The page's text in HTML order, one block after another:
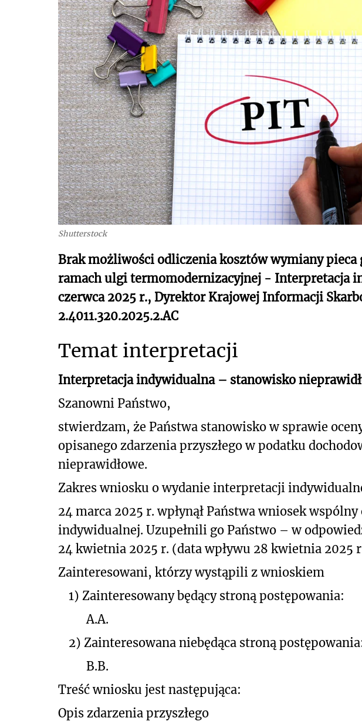
Shutterstock
Brak możliwości odliczenia kosztów wymiany pieca
ramach ulgi termomodernizacyjnej - Interpretacja
czerwca 2025 r., Dyrektor Krajowej Informacji
2.4011.320.2025.2.AC
Temat interpretacji
Interpretacja indywidualna – stanowisko
Szanowni Państwo,
stwierdzam, że Państwa stanowisko w sprawie
opisanego zdarzenia przyszłego w podatku
nieprawidłowe.
Zakres wniosku o wydanie interpretacji
24 marca 2025 r. wpłynął Państwa wniosek
indywidualnej. Uzupełnili go Państwo – w
24 kwietnia 2025 r. (data wpływu 28 kwietnia 2025
Zainteresowani, którzy wystąpili z wnioskiem
1) Zainteresowany będący stroną postępowania:
A.A.
2) Zainteresowana niebędąca stroną
B.B.
Treść wniosku jest następująca:
Opis zdarzenia przyszłego